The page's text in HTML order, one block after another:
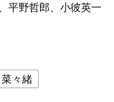
平野哲郎、小彼英一
菜々緒